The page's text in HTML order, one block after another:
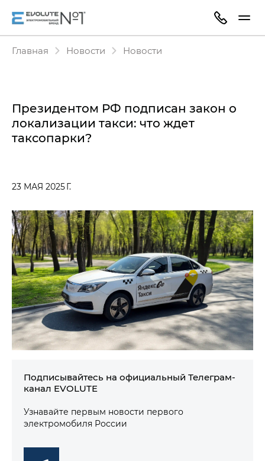
Главная Новости Новости
Президентом РФ подписан закон о
локализации такси: что ждет
таксопарки?
23 МАЯ 2025 Г.
Подписывайтесь на официальный Телеграм-
канал EVOLUTE
Узнавайте первым новости первого
электромобиля России